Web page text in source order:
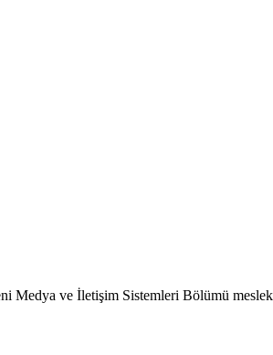
ve İletişim Sistemleri Bölümü